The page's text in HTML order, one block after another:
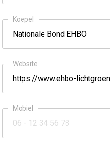
Koepel
Website
Mobiel